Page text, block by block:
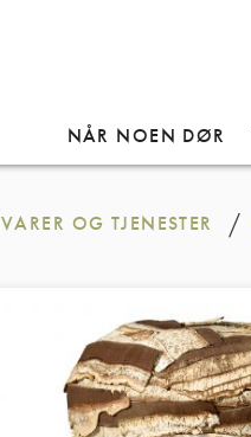
NÅR NOEN DØR
VARER OG TJENESTER /